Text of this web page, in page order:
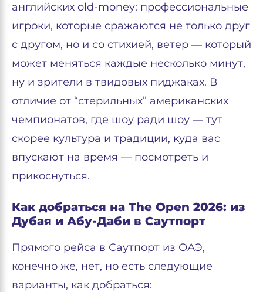
английских old-money: профессиональные
игроки, которые сражаются не только друг
с другом, но и со стихией, ветер — который
может меняться каждые несколько минут,
ну и зрители в твидовых пиджаках. В
отличие от “стерильных” американских
чемпионатов, где шоу ради шоу — тут
скорее культура и традиции, куда вас
впускают на время — посмотреть и
прикоснуться.
Как добраться на The Open 2026: из
Дубая и Абу-Даби в Саутпорт
Прямого рейса в Саутпорт из ОАЭ,
конечно же, нет, но есть следующие
варианты, как добраться: